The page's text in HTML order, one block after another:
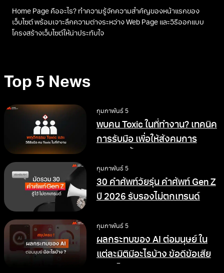
Home Page คืออะไร? ทำความรู้จักความสำคัญของหน้าแรกของ
เว็บไซต์ พร้อมเจาะลึกความต่างระหว่าง Web Page และวิธีออกแบบ
โครงสร้างเว็บไซต์ให้น่าประทับใจ
Top 5 News
กุมภาพันธ์ 5
พบคน Toxic ในที่ทำงาน? เทคนิค
การรับมือ เพื่อให้สังคมการ
กุมภาพันธ์ 5
30 คำศัพท์วัยรุ่น คำศัพท์ Gen Z
ปี 2026 รับรองไม่ตกเทรนด์
กุมภาพันธ์ 5
ผลกระทบของ AI ต่อมนุษย์ ใน
แต่ละมิติมีอะไรบ้าง ข้อดีข้อเสีย